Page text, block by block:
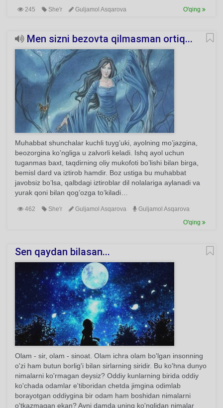
245 She'r Guljamol Asqarova O'qing
Men sizni bezovta qilmasman ortiq...
Muhabbat shunchalar kuchli tuyg’uki, ayolning mo’jazgina,
beozorgina ko’ngliga u zalvorli keladi. Ishq ayol uchun
tuganmas baxt, taqdirning oliy mukofoti bo’lishi bilan birga,
bemisl dard va iztirob hamdir. Boz ustiga bu muhabbat
javobsiz bo’lsa, qalbdagi iztiroblar dil nolalariga aylanadi va
yurak qoni bilan qog’ozga to’kiladi…
462 She'r Guljamol Asqarova
Guljamol Asqarova
O'qing
Sen qaydan bilasan...
Olam - sir, olam - sinoat. Olam ichra olam bo'lgan insonning
o'zi ham butun borlig'i bilan sirlarning siridir. Bu ko'hna dunyo
nimalarni ko'rmagan deysiz? Oddiy kunlarning birida oddiy
ko'chada odamlar e'tiboridan chetda jimgina odimlab
borayotgan oddiygina bir odam ham boshidan nimalarni
o'tkazmagan ekan? Ayni damda uning ko'nglidan nimalar